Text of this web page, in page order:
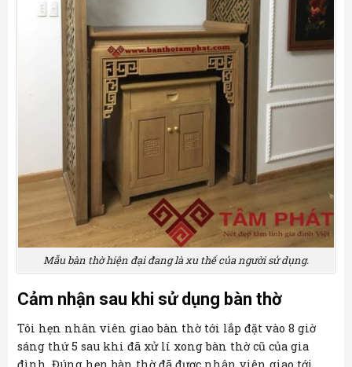
Mẫu bàn thờ hiện đại đang là xu thế của người sử dụng.
Cảm nhận sau khi sử dụng bàn thờ
Tôi hẹn nhân viên giao bàn thờ tới lắp đặt vào 8 giờ
sáng thứ 5 sau khi đã xử lí xong bàn thờ cũ của gia